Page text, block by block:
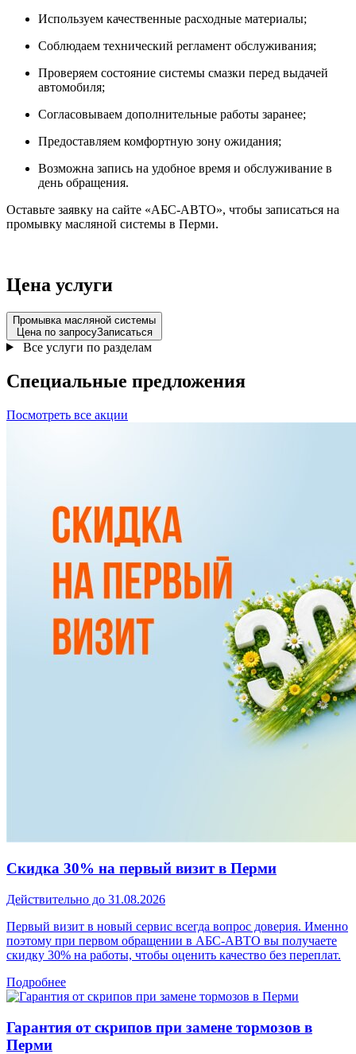
Используем качественные расходные материалы;
Соблюдаем технический регламент обслуживания;
Проверяем состояние системы смазки перед выдачей
автомобиля;
Согласовываем дополнительные работы заранее;
Предоставляем комфортную зону ожидания;
Возможна запись на удобное время и обслуживание в
день обращения.
Оставьте заявку на сайте «АБС-АВТО», чтобы записаться на
промывку масляной системы в Перми.
Цена услуги
Промывка масляной системы
Цена по запросуЗаписаться
Все услуги по разделам
Специальные предложения
Посмотреть все акции
Скидка 30% на первый визит в Перми
Действительно до 31.08.2026
Первый визит в новый сервис всегда вопрос доверия. Именно
поэтому при первом обращении в АБС-АВТО вы получаете
скидку 30% на работы, чтобы оценить качество без переплат.
Подробнее
Гарантия от скрипов при замене тормозов в
Перми